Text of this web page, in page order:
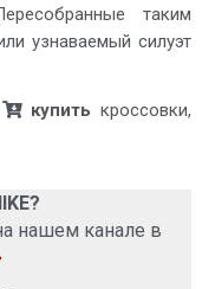
таким
узнаваемый силуэт
купить кроссовки,
нашем канале в